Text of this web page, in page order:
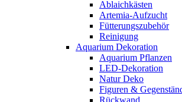
Ablaichkästen
Artemia-Aufzucht
Fütterungszubehör
Reinigung
Aquarium Dekoration
Aquarium Pflanzen
LED-Dekoration
Natur Deko
Figuren &
Rückwand